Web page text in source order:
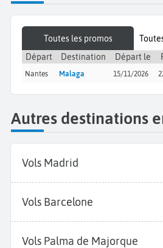
Toutes les promos
Départ
Destination Départ le
Nantes Malaga 15/11/2026
Autres destinations
Vols Madrid
Vols Barcelone
Vols Palma de Majorque